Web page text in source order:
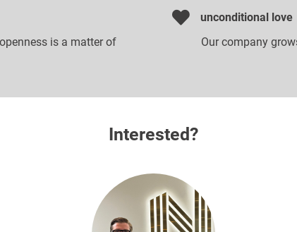
is a matter of
unconditional love
Our company
Interested?